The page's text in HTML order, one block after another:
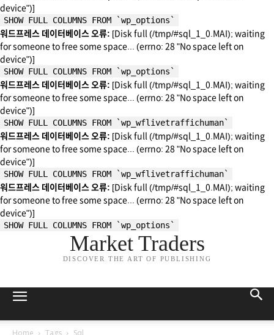
device")]
SHOW FULL COLUMNS FROM `wp_options`
워드프레스 데이터베이스 오류: [Disk full (/tmp/#sql_1_0.MAI); waiting
for someone to free some space... (errno: 28 "No space left on
device")]
SHOW FULL COLUMNS FROM `wp_options`
워드프레스 데이터베이스 오류: [Disk full (/tmp/#sql_1_0.MAI); waiting
for someone to free some space... (errno: 28 "No space left on
device")]
SHOW FULL COLUMNS FROM `wp_wflivetraffichuman`
워드프레스 데이터베이스 오류: [Disk full (/tmp/#sql_1_0.MAI); waiting
for someone to free some space... (errno: 28 "No space left on
device")]
SHOW FULL COLUMNS FROM `wp_wflivetraffichuman`
워드프레스 데이터베이스 오류: [Disk full (/tmp/#sql_1_0.MAI); waiting
for someone to free some space... (errno: 28 "No space left on
device")]
SHOW FULL COLUMNS FROM `wp_options`
Market Traders
DISCOVER THE ART OF PUBLISHING
Home Tags Sql